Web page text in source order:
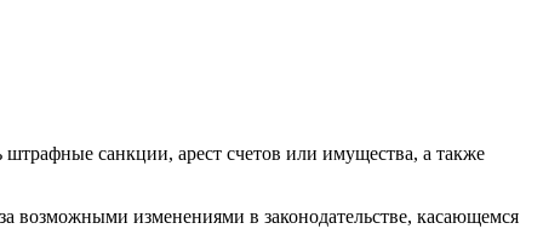
санкции, арест счетов или имущества, а также
возможными изменениями в законодательстве, касающемся